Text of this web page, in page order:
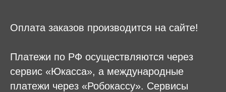
Оплата заказов производится на сайте!
Платежи по РФ осуществляются через
сервис «Юкасса», а международные
платежи через «Робокассу». Сервисы